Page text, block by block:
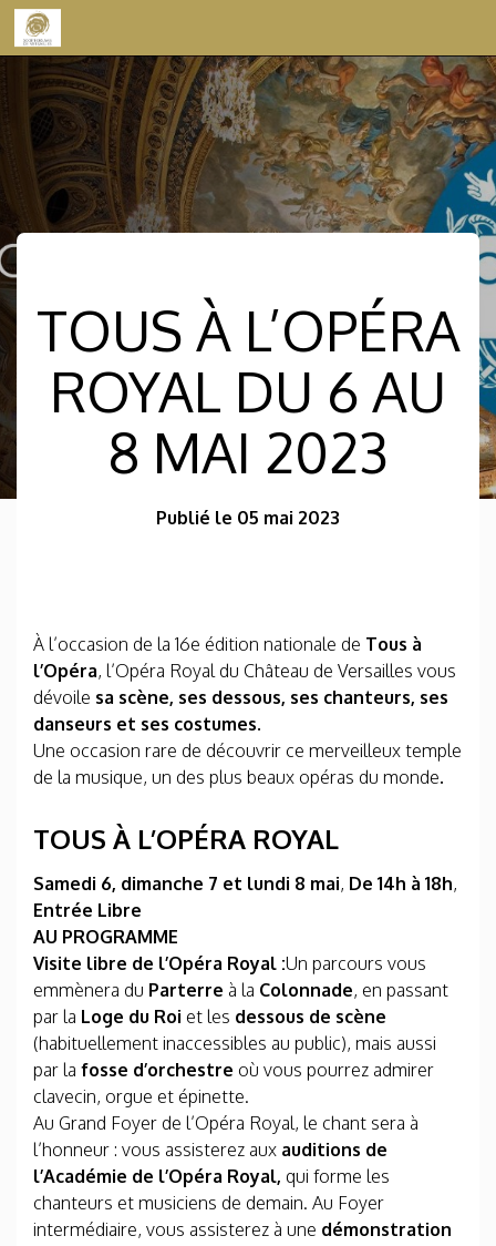
Skip to content
TOUS À L’OPÉRA
ROYAL DU 6 AU
8 MAI 2023
Publié le 05 mai 2023
À l’occasion de la 16e édition nationale de Tous à
l’Opéra, l’Opéra Royal du Château de Versailles vous
dévoile sa scène, ses dessous, ses chanteurs, ses
danseurs et ses costumes.
Une occasion rare de découvrir ce merveilleux temple
de la musique, un des plus beaux opéras du monde.
TOUS À L’OPÉRA ROYAL
Samedi 6, dimanche 7 et lundi 8 mai, De 14h à 18h,
Entrée Libre
AU PROGRAMME
Visite libre de l’Opéra Royal :Un parcours vous
emmènera du Parterre à la Colonnade, en passant
par la Loge du Roi et les dessous de scène
(habituellement inaccessibles au public), mais aussi
par la fosse d’orchestre où vous pourrez admirer
clavecin, orgue et épinette.
Au Grand Foyer de l’Opéra Royal, le chant sera à
l’honneur : vous assisterez aux auditions de
l’Académie de l’Opéra Royal, qui forme les
chanteurs et musiciens de demain. Au Foyer
intermédiaire, vous assisterez à une démonstration